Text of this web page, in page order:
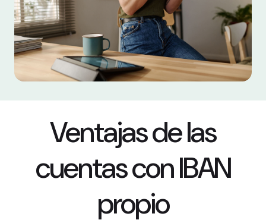
Ventajas de las
cuentascon IBAN
propio